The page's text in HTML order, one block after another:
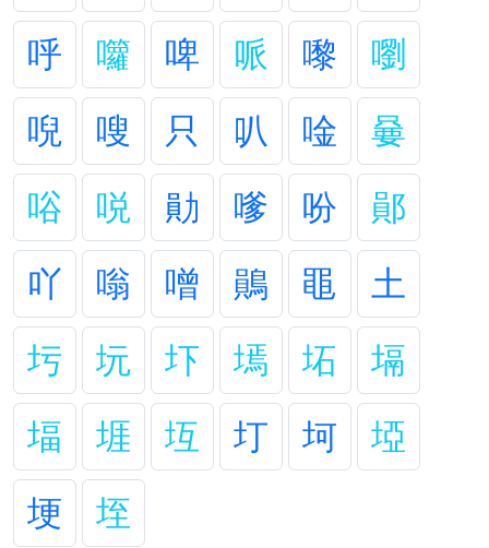
呼
囖 啤 哌 嚟
嚠
唲
嗖 只 叭 唫
嘦
唂
哾 勛 嗲 吩
鄖
吖
嗡 噌 鶰 黽
土
圬
坃 圷 墕 坧
塥
堛
堐 坘 圢 坷
埡
埂
垤